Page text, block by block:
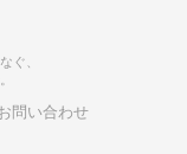
ぐ、
問い合わせ